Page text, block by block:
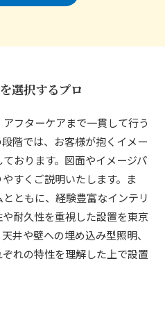
選択するプロ
フターケアまで一貫して行う
階では、お客様が抱くイメー
おります。図面やイメージパ
すくご説明いたします。ま
ともに、経験豊富なインテリ
耐久性を重視した設置を東京
井や壁への埋め込み型照明、
れの特性を理解した上で設置